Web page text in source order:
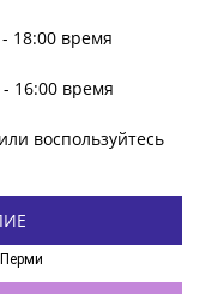
18:00 время
- 16:00 время
или воспользуйтесь